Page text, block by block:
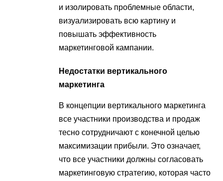
и изолировать проблемные области,
визуализировать всю картину и
повышать эффективность
маркетинговой кампании.
Недостатки вертикального
маркетинга
В концепции вертикального маркетинга
все участники производства и продаж
тесно сотрудничают с конечной целью
максимизации прибыли. Это означает,
что все участники должны согласовать
маркетинговую стратегию, которая часто